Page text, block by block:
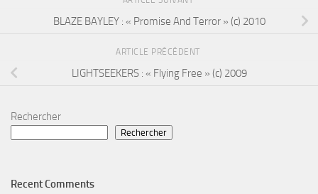
BLAZE BAYLEY : « Promise And Terror » (c) 2010
ARTICLE PRÉCÉDENT
LIGHTSEEKERS : « Flying Free » (c) 2009
Rechercher
Rechercher
Recent Comments